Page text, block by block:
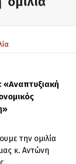
«Αναπτυξιακή
την ομιλία
κ. Αντώνη